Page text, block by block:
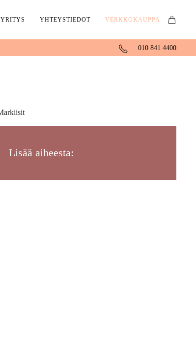
YRITYS YHTEYSTIEDOT VERKKOKAUPPA
010 841 4400
Lisää aiheesta: